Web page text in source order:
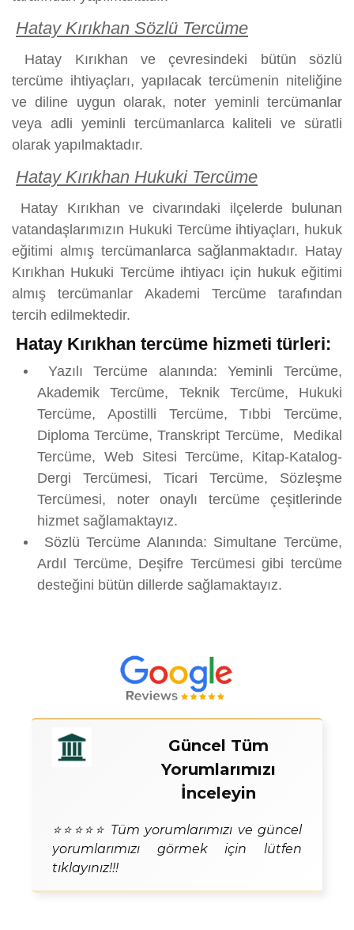
Hatay Kırıkhan Sözlü Tercüme
Hatay Kırıkhan ve çevresindeki bütün sözlü
tercüme ihtiyaçları, yapılacak tercümenin niteliğine
ve diline uygun olarak, noter yeminli tercümanlar
veya adli yeminli tercümanlarca kaliteli ve süratli
olarak yapılmaktadır.
Hatay Kırıkhan Hukuki Tercüme
Hatay Kırıkhan ve civarındaki ilçelerde bulunan
vatandaşlarımızın Hukuki Tercüme ihtiyaçları, hukuk
eğitimi almış tercümanlarca sağlanmaktadır. Hatay
Kırıkhan Hukuki Tercüme ihtiyacı için hukuk eğitimi
almış tercümanlar Akademi Tercüme tarafından
tercih edilmektedir.
Hatay Kırıkhan tercüme hizmeti türleri:
Yazılı Tercüme alanında: Yeminli Tercüme,
Akademik Tercüme, Teknik Tercüme, Hukuki
Tercüme, Apostilli Tercüme, Tıbbi Tercüme,
Diploma Tercüme, Transkript Tercüme, Medikal
Tercüme, Web Sitesi Tercüme, Kitap-Katalog-
Dergi Tercümesi, Ticari Tercüme, Sözleşme
Tercümesi, noter onaylı tercüme çeşitlerinde
hizmet sağlamaktayız.
Sözlü Tercüme Alanında: Simultane Tercüme,
Ardıl Tercüme, Deşifre Tercümesi gibi tercüme
desteğini bütün dillerde sağlamaktayız.
Güncel Tüm
Yorumlarımızı
İnceleyin
⭐⭐⭐⭐⭐ Tüm yorumlarımızı ve güncel
yorumlarımızı görmek için lütfen
tıklayınız!!!